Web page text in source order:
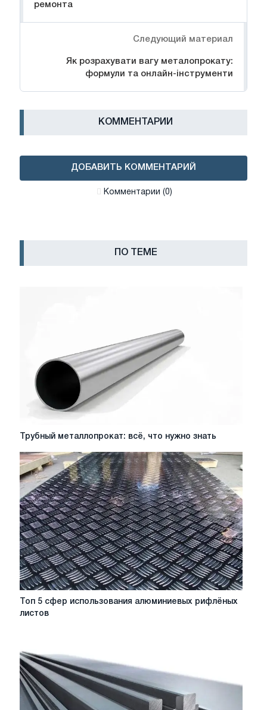
ремонта
Следующий материал
Як розрахувати вагу металопрокату:
формули та онлайн-інструменти
КОММЕНТАРИИ
ДОБАВИТЬ КОММЕНТАРИЙ
Комментарии (0)
ПО ТЕМЕ
Трубный
металлопрокат:
всё,
что
нужно
знать
Трубный металлопрокат: всё, что нужно знать
Топ
рифлёных
листов
Топ 5 сфер использования алюминиевых рифлёных
листов